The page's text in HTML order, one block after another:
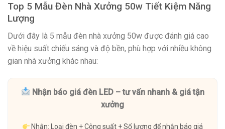
Top 5 Mẫu Đèn Nhà Xưởng 50w Tiết Kiệm Năng
Lượng
Dưới đây là 5 mẫu đèn nhà xưởng 50w được đánh giá cao
về hiệu suất chiếu sáng và độ bền, phù hợp với nhiều không
gian nhà xưởng khác nhau:
Nhận báo giá đèn LED – tư vấn nhanh & giá tận
xưởng
Nhắn: Loại đèn + Công suất + Số lượng để nhận báo giá